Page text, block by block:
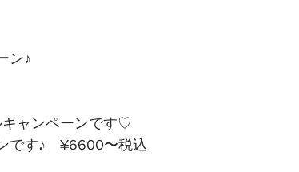
ン♪
キャンペーンです♡
です♪　¥6600〜税込